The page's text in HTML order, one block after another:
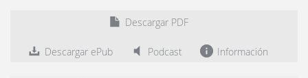
Descargar PDF
Descargar ePub Podcast Información